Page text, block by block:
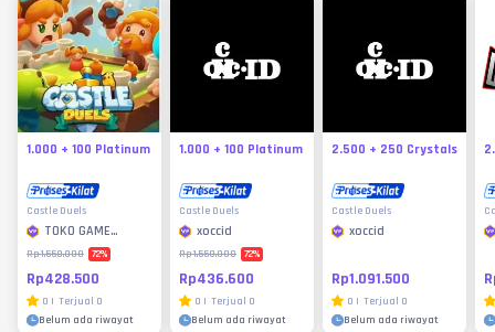
1.000 + 100 Platinum
Castle Duels
TOKO GAME
MURAH
Rp1.550.000 72%
Rp428.500
0 | Terjual 0
Belum ada riwayat
1.000 + 100 Platinum
Castle Duels
xoccid
Rp1.550.000 72%
Rp436.600
0 | Terjual 0
Belum ada riwayat
2.500 + 250 Crystals
Castle Duels
xoccid
Rp1.091.500
0 | Terjual 0
Belum ada riwayat